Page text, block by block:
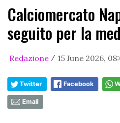
Calciomercato
seguito per la
Redazione / 15 June 2026,
Twitter Facebook
Email